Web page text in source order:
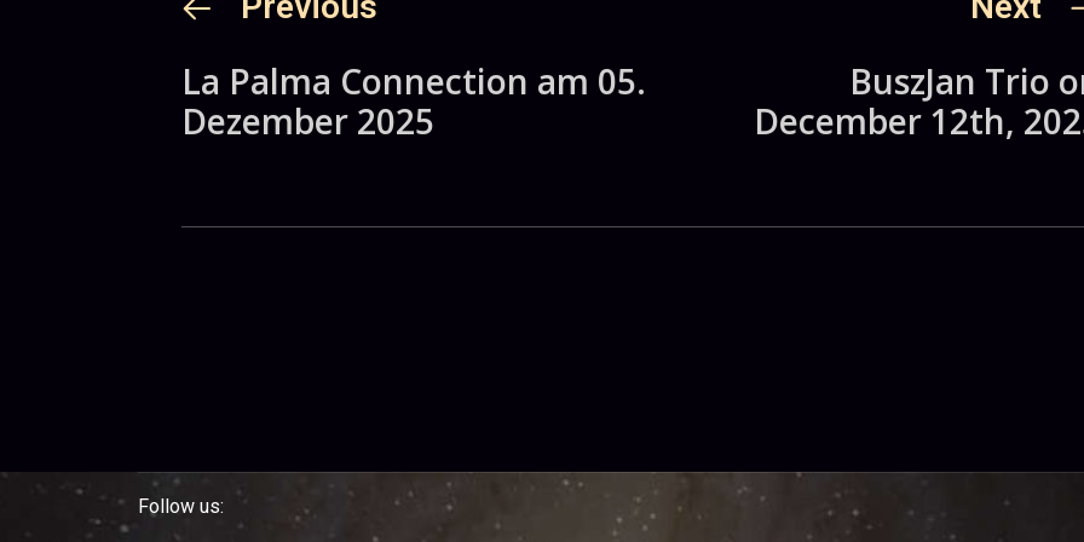
La Palma Connection am 05.
Dezember 2025
BuszJan Trio
December 12th,
Follow us: